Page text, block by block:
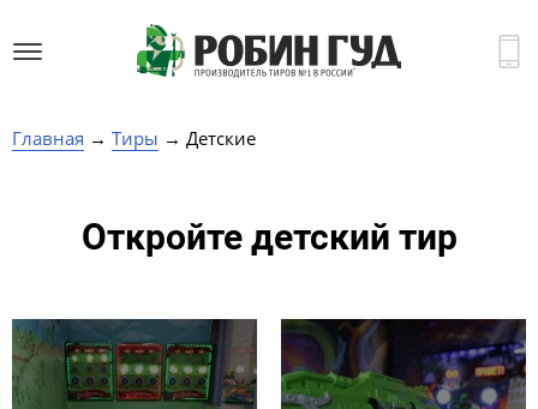
Главная → Тиры → Детские
Откройте детский тир